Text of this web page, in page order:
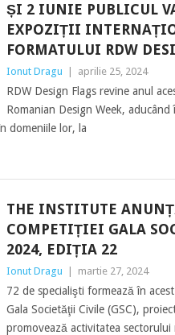
ȘI 2 IUNIE PUBLICUL
EXPOZIȚII
FORMATULUI RDW
Ionut Dragu aprilie 25, 2024
RDW Design Flags revine anul
Romanian Design Week,
domeniile lor, la
THE INSTITUTE
COMPETIȚIEI GALA
2024, EDIȚIA 22
Ionut Dragu martie 27, 2024
72 de specialişti formează în
Gala Societăţii Civile (GSC),
promovează activitatea